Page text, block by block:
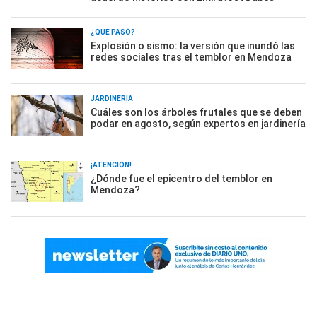
¿QUÉ PASÓ?
Explosión o sismo: la versión que inundó las
redes sociales tras el temblor en Mendoza
JARDINERÍA
Cuáles son los árboles frutales que se deben
podar en agosto, según expertos en jardinería
¡ATENCIÓN!
¿Dónde fue el epicentro del temblor en
Mendoza?